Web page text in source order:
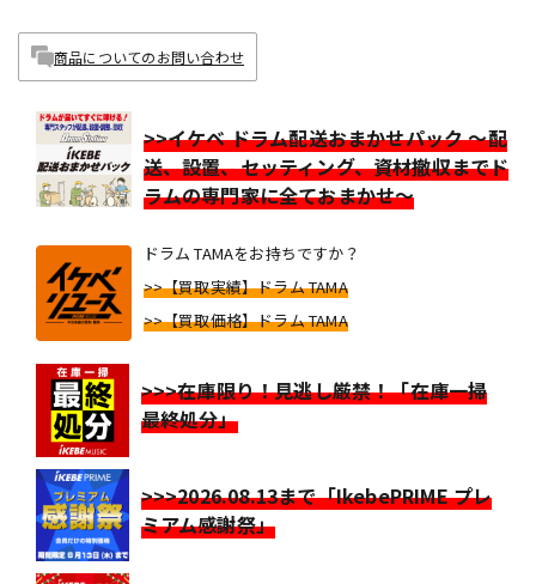
商品についてのお問い合わせ
>>イケベ ドラム配送おまかせパック ～配
送、設置、セッティング、資材撤収までド
ラムの専門家に全ておまかせ～
ドラム TAMAをお持ちですか？
>>【買取実績】ドラム TAMA
>>【買取価格】ドラム TAMA
>>>在庫限り！見逃し厳禁！「在庫一掃
最終処分」
>>>2026.08.13まで「IkebePRIME プレ
ミアム感謝祭」